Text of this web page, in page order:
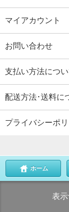
マイアカウント
お問い合わせ
支払い方法につ
配送方法･送料に
プライバシーポ
ホーム
表